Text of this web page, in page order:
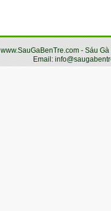
www.SauGaBenTre.com - Sáu
Email: